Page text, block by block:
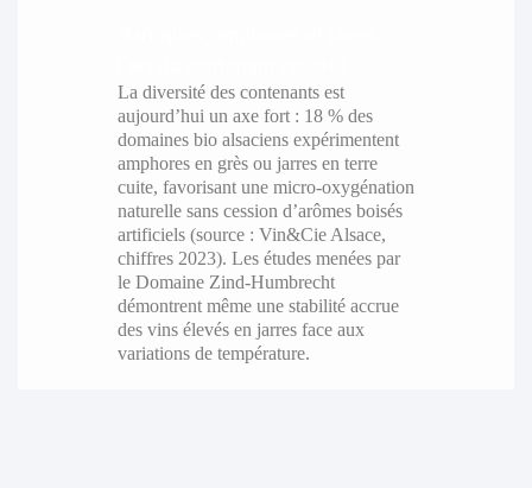
La diversité des contenants est
aujourd’hui un axe fort : 18 % des
domaines bio alsaciens expérimentent
amphores en grès ou jarres en terre
cuite, favorisant une micro-oxygénation
naturelle sans cession d’arômes boisés
artificiels (source : Vin&Cie Alsace,
chiffres 2023). Les études menées par
le Domaine Zind-Humbrecht
démontrent même une stabilité accrue
des vins élevés en jarres face aux
variations de température.